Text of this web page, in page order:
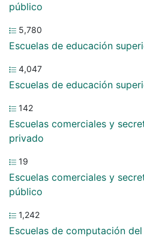
público
5,780
Escuelas de educación
4,047
Escuelas de educación
142
Escuelas comerciales y
privado
19
Escuelas comerciales y
público
1,242
Escuelas de computación